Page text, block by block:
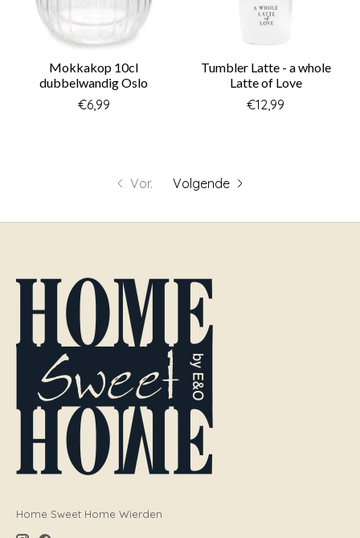
Mokkakop 10cl
dubbelwandig Oslo
€6,99
Tumbler Latte - a whole
Latte of Love
€12,99
Vor. Volgende
Home Sweet Home Wierden